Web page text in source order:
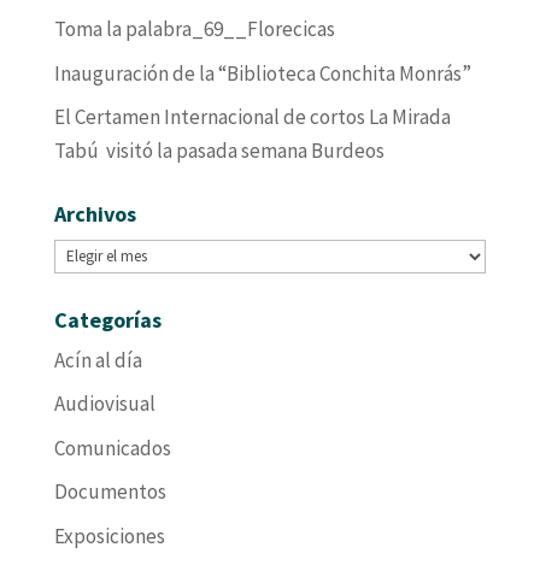
Toma la palabra_69__Florecicas
Inauguración de la “Biblioteca Conchita Monrás”
El Certamen Internacional de cortos La Mirada
Tabú visitó la pasada semana Burdeos
Archivos
Archivos
Categorías
Acín al día
Audiovisual
Comunicados
Documentos
Exposiciones